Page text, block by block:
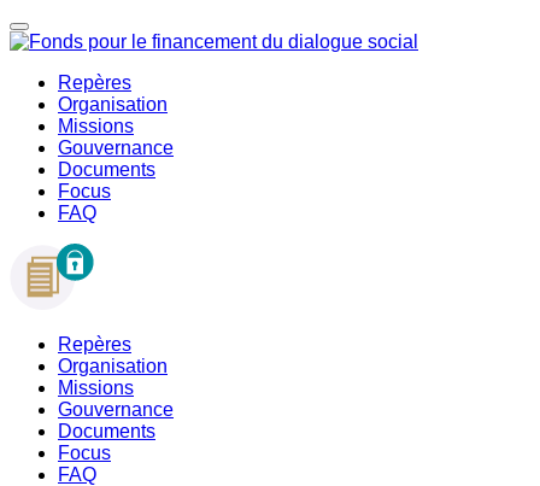
Repères
Organisation
Missions
Gouvernance
Documents
Focus
FAQ
Repères
Organisation
Missions
Gouvernance
Documents
Focus
FAQ